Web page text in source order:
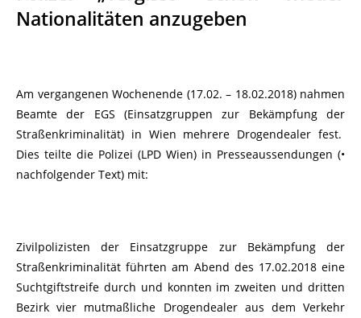
Nationalitäten anzugeben
Am vergangenen Wochenende (17.02. – 18.02.2018) nahmen
Beamte der EGS (Einsatzgruppen zur Bekämpfung der
Straßenkriminalität) in Wien mehrere Drogendealer fest.
Dies teilte die Polizei (LPD Wien) in Presseaussendungen (•
nachfolgender Text) mit:
Zivilpolizisten der Einsatzgruppe zur Bekämpfung der
Straßenkriminalität führten am Abend des 17.02.2018 eine
Suchtgiftstreife durch und konnten im zweiten und dritten
Bezirk vier mutmaßliche Drogendealer aus dem Verkehr